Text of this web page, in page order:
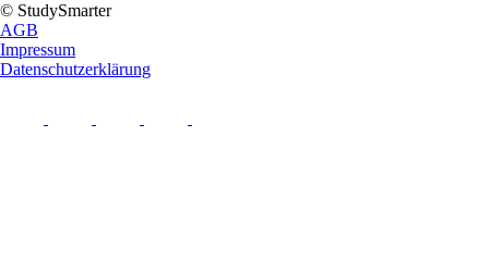
© StudySmarter
AGB
Impressum
Datenschutzerklärung